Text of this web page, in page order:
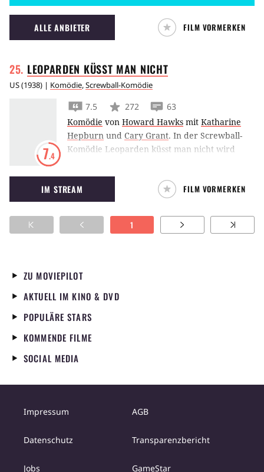
ALLE ANBIETER FILM VORMERKEN
LEOPARDEN KÜSST MAN NICHT
US(1938) | Komödie,Screwball-Komödie
7.4
7.5 272
63
Komödie von Howard Hawks mit Katharine
Hepburn und Cary Grant. In der Screwball-
Komödie Leoparden küsst man nicht wird
Kathrine Hepburn um den Verstand gebracht.
IM STREAM FILM VORMERKEN
1
ZU MOVIEPILOT
AKTUELL IM KINO & DVD
POPULÄRE STARS
KOMMENDE FILME
SOCIAL MEDIA
Impressum AGB
Datenschutz Transparenzbericht
Jobs GameStar